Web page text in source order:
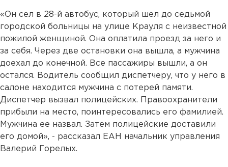
«Он сел в 28-й автобус, который шел до седьмой
городской больницы на улице Крауля с неизвестной
пожилой женщиной. Она оплатила проезд за него и
за себя. Через две остановки она вышла, а мужчина
доехал до конечной. Все пассажиры вышли, а он
остался. Водитель сообщил диспетчеру, что у него в
салоне находится мужчина с потерей памяти.
Диспетчер вызвал полицейских. Правоохранители
прибыли на место, поинтересовались его фамилией.
Мужчина ее назвал. Затем полицейские доставили
его домой», - рассказал ЕАН начальник управления
Валерий Горелых.